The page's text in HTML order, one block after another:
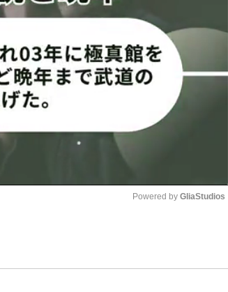
ェン・タイナネス
の怒涛パンチに…
Powered by GliaStudios